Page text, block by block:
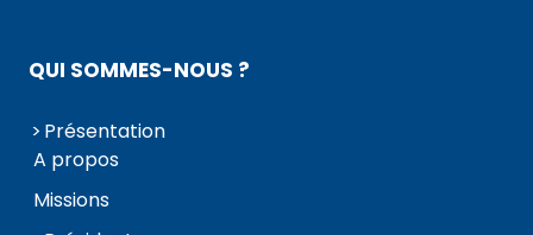
QUI SOMMES-NOUS ?
Présentation
A propos
Missions